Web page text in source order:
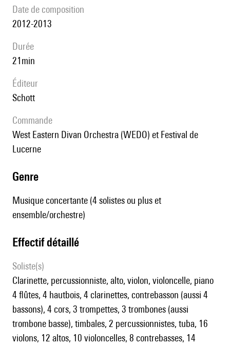
date de composition
2012-2013
durée
21min
éditeur
Schott
Commande
West Eastern Divan Orchestra (WEDO) et Festival de
Lucerne
genre
Musique concertante (4 solistes ou plus et
ensemble/orchestre)
effectif détaillé
Soliste(s)
clarinette, percussionniste, alto, violon, violoncelle, piano
4 flûtes, 4 hautbois, 4 clarinettes, contrebasson (aussi 4
bassons), 4 cors, 3 trompettes, 3 trombones (aussi
trombone basse), timbales, 2 percussionnistes, tuba, 16
violons, 12 altos, 10 violoncelles, 8 contrebasses, 14